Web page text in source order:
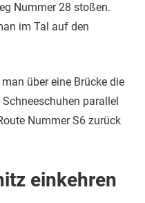
Nummer 28 stoßen.
im Tal auf den
über eine Brücke die
parallel
Nummer S6 zurück
einkehren